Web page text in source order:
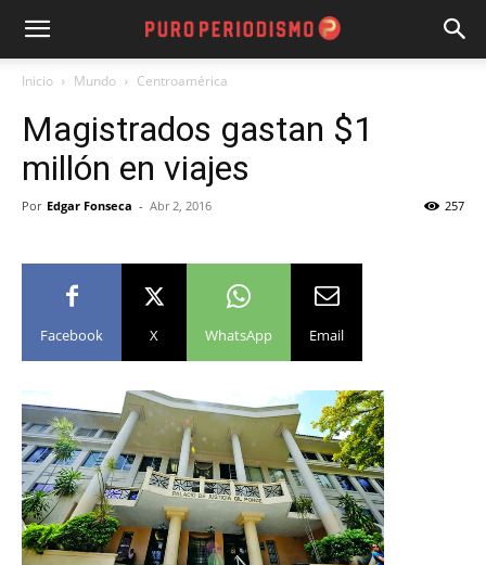
Inicio Mundo Centroamérica
Magistrados gastan $1
millón en viajes
Por Edgar Fonseca - Abr 2, 2016 257
Facebook X WhatsApp Email